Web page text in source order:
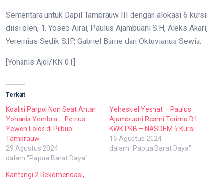
Sementara untuk Dapil Tambrauw III dengan alokasi 6 kursi
diisi oleh, 1. Yosep Airai, Paulus Ajambuani S.H, Aleks Akari,
Yeremias Sedik S.IP, Gabriel Bame dan Oktovianus Sewia.
[Yohanis Ajoi/KN 01]
Terkait
Koalisi Parpol Non Seat Antar
Yohanis Yembra – Petrus
Yewen Lolos di Pilbup
Tambrauw
29 Agustus 2024
dalam "Papua Barat Daya"
Yeheskiel Yesnat – Paulus
Ajambuani Resmi Terima B1
KWK PKB – NASDEM 6 Kursi
15 Agustus 2024
dalam "Papua Barat Daya"
Kantongi 2 Rekomendasi,